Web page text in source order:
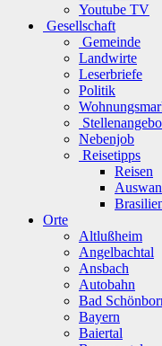
Youtube TV
Gesellschaft
Gemeinde
Landwirte
Leserbriefe
Politik
Nebenjob
Reisetipps
Reisen
Orte
Altlußheim
Angelbachtal
Ansbach
Autobahn
Bad
Bayern
Baiertal